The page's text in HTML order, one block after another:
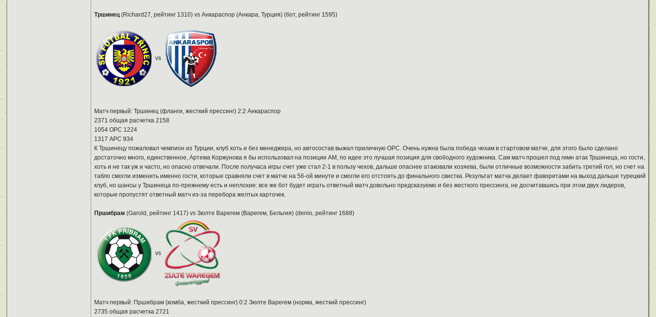
Тршинец(Richard27, рейтинг 1310) vs Анкараспор (Анкара, Турция) (бот, рейтинг 1595)
vs
Матч первый: Тршинец (фланги, жесткий прессинг) 2:2 Анкараспор
2371 общая расчетка 2158
1054 ОРС 1224
1317 АРС 934
К Тршинецу пожаловал чемпион из Турции, клуб хоть и без менеджера, но автосостав выжал приличную ОРС. Очень нужна была победа чехам в стартовом матче, для этого было сделано
достаточно много, единственное, Артема Коржунова я бы использовал на позиции АМ, по идее это лучшая позиция для свободного художника. Сам матч прошел под гимн атак Тршинеца, но гости,
хоть и не так уж и часто, но опасно отвечали. После получаса игры счет уже стал 2-1 в пользу чехов, дальше опаснее атаковали хозяева, были отличные возможности забить третий гол, но счет на
табло смогли изменить именно гости, которые сравняли счет в матче на 56-ой минуте и смогли его отстоять до финального свистка. Результат матча делает фаворитами на выход дальше турецкий
клуб, но шансы у Тршинеца по-прежнему есть и неплохие: все же бот будет играть ответный матч довольно предсказуемо и без жесткого прессинга, не досчитавшись при этом двух лидеров,
которые пропустят ответный матч из-за перебора желтых карточек.
Пршибрам (Garold, рейтинг 1417) vs Зюлте Варегем (Варегем, Бельгия) (denio, рейтинг 1688)
vs
Матч первый: Пршибрам (комба, жесткий прессинг) 0:2 Зюлте Варегем (норма, жесткий прессинг)
2735 общая расчетка 2721